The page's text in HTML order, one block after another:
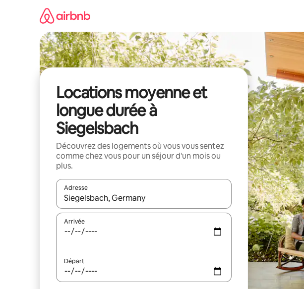
Locations moyenne et
longue durée à
Siegelsbach
Découvrez des logements où vous vous sentez
comme chez vous pour un séjour d'un mois ou
plus.
Adresse
Lorsque les résultats s'affichent, utilisez les flèches vers le haut et vers le
Arrivée
Départ